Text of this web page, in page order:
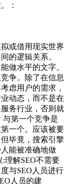
：
或借用现实世界
的逻辑关系。
做水平的文字。
争。除了在信息
虑用户的需求，
动态，而不是在
务行业，否则就
与第一个竞争是
一个。应该被要
毕竟，搜索引擎
能被准确地做
理解SEO不需要
与SEO人员进行
人员的建